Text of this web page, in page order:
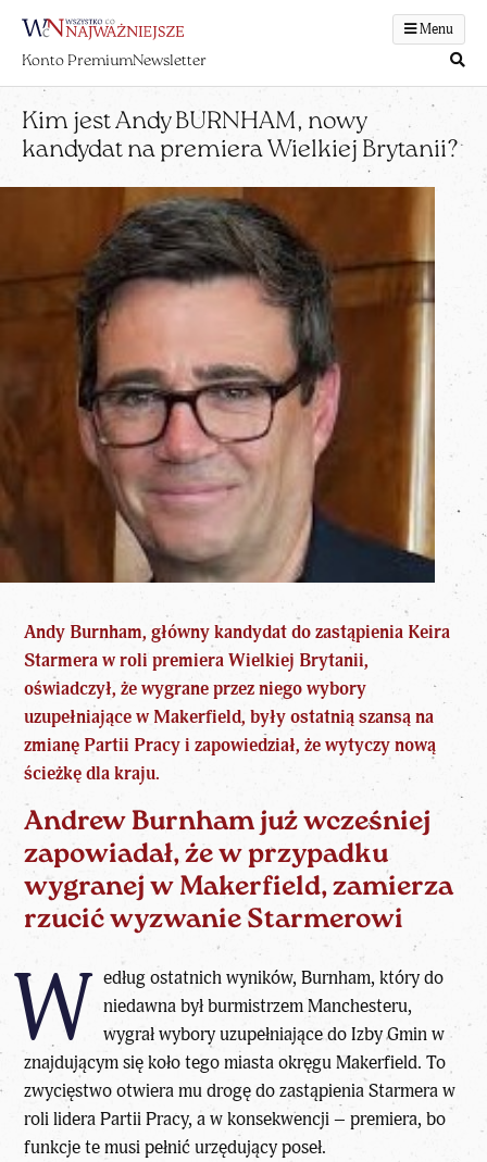
Menu
Konto PremiumNewsletter
Kim jest Andy BURNHAM, nowy
kandydat na premiera Wielkiej Brytanii?
Andy Burnham, główny kandydat do zastąpienia Keira
Starmera w roli premieraWielkiej Brytanii,
oświadczył, że wygrane przez niego wybory
uzupełniające w Makerfield, były ostatnią szansą na
zmianę Partii Pracy i zapowiedział, że wytyczy nową
ścieżkę dla kraju.
Andrew Burnham już wcześniej
zapowiadał, że w przypadku
wygranej w Makerfield, zamierza
rzucić wyzwanie Starmerowi
W edług ostatnich wyników, Burnham, który do
niedawna był burmistrzem Manchesteru,
wygrał wybory uzupełniające do Izby Gmin w
znajdującym się koło tego miasta okręgu Makerfield. To
zwycięstwo otwiera mu drogę do zastąpienia Starmera w
roli lidera Partii Pracy, a w konsekwencji – premiera, bo
funkcje te musi pełnić urzędujący poseł.